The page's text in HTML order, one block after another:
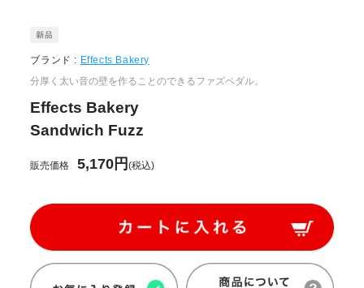
ブランド : Effects Bakery
分厚く太い音の壁を作ることのできるファズペダル。
Effects Bakery
Sandwich Fuzz
販売価格 5,170円(税込)